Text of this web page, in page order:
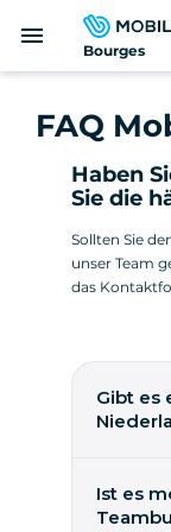
zum
Bourges
menu
FAQ
Haben
Sie die
Sollten Sie
unser Team
das
Gibt es
oder einen
Ist es